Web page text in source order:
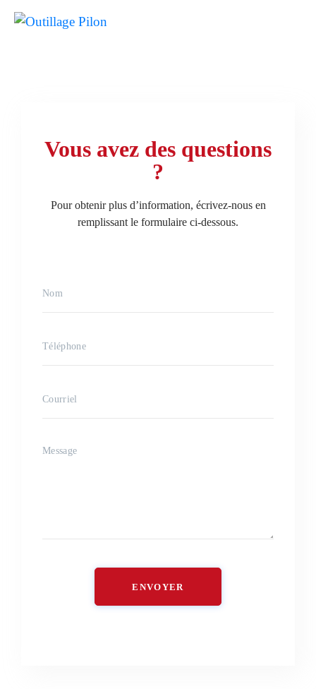
Vous avez des questions
?
Pour obtenir plus d’information, écrivez-nous en
remplissant le formulaire ci-dessous.
ENVOYER